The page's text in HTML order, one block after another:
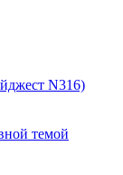
N316)
темой